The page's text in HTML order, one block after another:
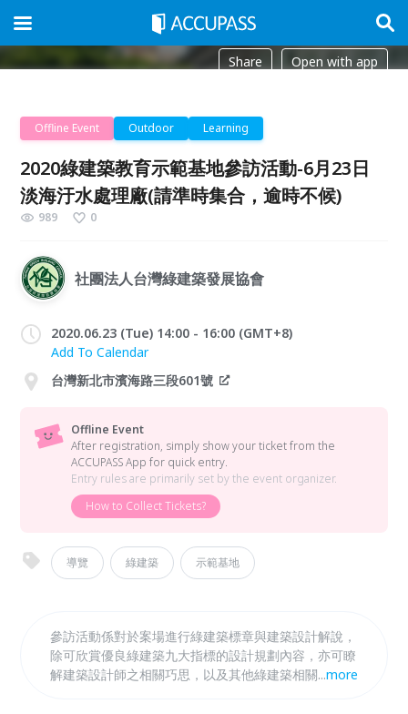
Share Open with app
Offline Event Outdoor Learning
2020綠建築教育示範基地參訪活動-6月23日
淡海汙水處理廠(請準時集合，逾時不候)
989 0
社團法人台灣綠建築發展協會
2020.06.23 (Tue) 14:00 - 16:00 (GMT+8)
Add To Calendar
台灣新北市濱海路三段601號
Offline Event
After registration, simply show your ticket from the
ACCUPASS App for quick entry.
Entry rules are primarily set by the event organizer.
How to Collect Tickets?
導覽 綠建築 示範基地
參訪活動係對於案場進行綠建築標章與建築設計解說，
除可欣賞優良綠建築九大指標的設計規劃內容，亦可瞭
解建築設計師之相關巧思，以及其他綠建築相關設計之
...more